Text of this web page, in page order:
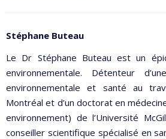
Stéphane Buteau
Le Dr Stéphane Buteau est un
environnementale. Détenteur
environnementale et santé au
Montréal et d’un doctorat en
environnement) de l’Université
conseiller scientifique spécialisé en